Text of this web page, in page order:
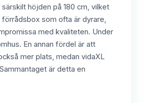
höjden på 180 cm, vilket
som ofta är dyrare,
med kvaliteten. Under
En annan fördel är att
mer plats, medan vidaXL
är detta en